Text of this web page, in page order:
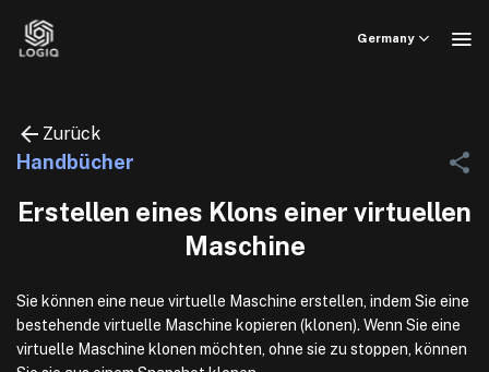
Germany
Zurück
Handbücher
Erstellen eines Klons einer virtuellen
Maschine
Sie können eine neue virtuelle Maschine erstellen, indem Sie eine
bestehende virtuelle Maschine kopieren (klonen). Wenn Sie eine
virtuelle Maschine klonen möchten, ohne sie zu stoppen, können